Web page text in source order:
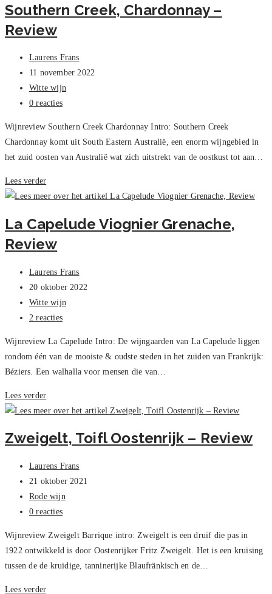
–
Review
Southern Creek, Chardonnay –
Review
Bericht
auteur:
Laurens Frans
Bericht
gepubliceerd
op:
11 november 2022
Berichtcategorie:
Witte wijn
Bericht
0 reacties
Wijnreview Southern Creek Chardonnay Intro: Southern Creek
Chardonnay komt uit South Eastern Australië, een enorm wijngebied in
het zuid oosten van Australië wat zich uitstrekt van de oostkust tot aan…
Lees verderSouthern
Creek,
–
Review
La Capelude Viognier Grenache,
Review
Bericht
auteur:
Laurens Frans
Bericht
gepubliceerd
op:
20 oktober 2022
Berichtcategorie:
Witte wijn
Bericht
2 reacties
Wijnreview La Capelude Intro: De wijngaarden van La Capelude liggen
rondom één van de mooiste & oudste steden in het zuiden van Frankrijk:
Béziers. Een walhalla voor mensen die van…
Lees verderLa
Capelude
Grenache,
Zweigelt, Toifl Oostenrijk – Review
Bericht
auteur:
Laurens Frans
Bericht
gepubliceerd
op:
21 oktober 2021
Berichtcategorie:
Rode wijn
Bericht
0 reacties
Wijnreview Zweigelt Barrique intro: Zweigelt is een druif die pas in
1922 ontwikkeld is door Oostenrijker Fritz Zweigelt. Het is een kruising
tussen de de kruidige, tanninerijke Blaufränkisch en de…
Lees verderZweigelt,